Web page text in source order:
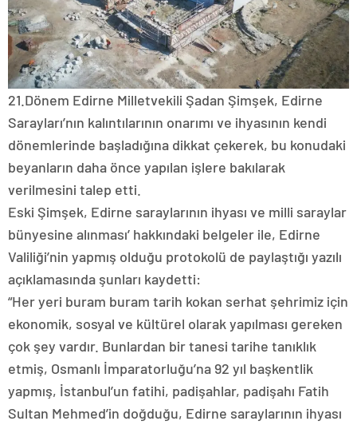
21.Dönem Edirne Milletvekili Şadan Şimşek, Edirne
Sarayları’nın kalıntılarının onarımı ve ihyasının kendi
dönemlerinde başladığına dikkat çekerek, bu konudaki
beyanların daha önce yapılan işlere bakılarak
verilmesini talep etti.
Eski Şimşek, Edirne saraylarının ihyası ve milli saraylar
bünyesine alınması’ hakkındaki belgeler ile, Edirne
Valiliği’nin yapmış olduğu protokolü de paylaştığı yazılı
açıklamasında şunları kaydetti:
“Her yeri buram buram tarih kokan serhat şehrimiz için
ekonomik, sosyal ve kültürel olarak yapılması gereken
çok şey vardır. Bunlardan bir tanesi tarihe tanıklık
etmiş, Osmanlı İmparatorluğu’na 92 yıl başkentlik
yapmış, İstanbul’un fatihi, padişahlar, padişahı Fatih
Sultan Mehmed’in doğduğu, Edirne saraylarının ihyası